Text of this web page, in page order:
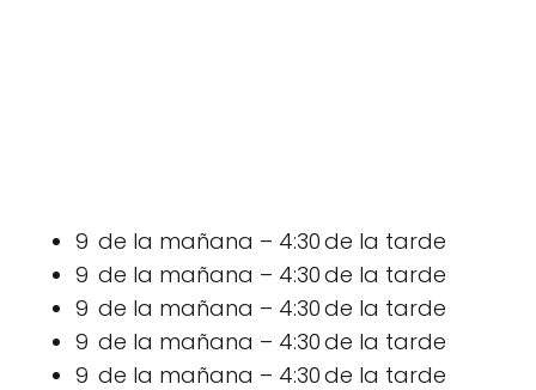
9 de la mañana – 4:30 de la tarde
9 de la mañana – 4:30 de la tarde
9 de la mañana – 4:30 de la tarde
9 de la mañana – 4:30 de la tarde
9 de la mañana – 4:30 de la tarde